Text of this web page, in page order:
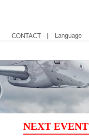
CONTACT | Language
NEXT EVENT